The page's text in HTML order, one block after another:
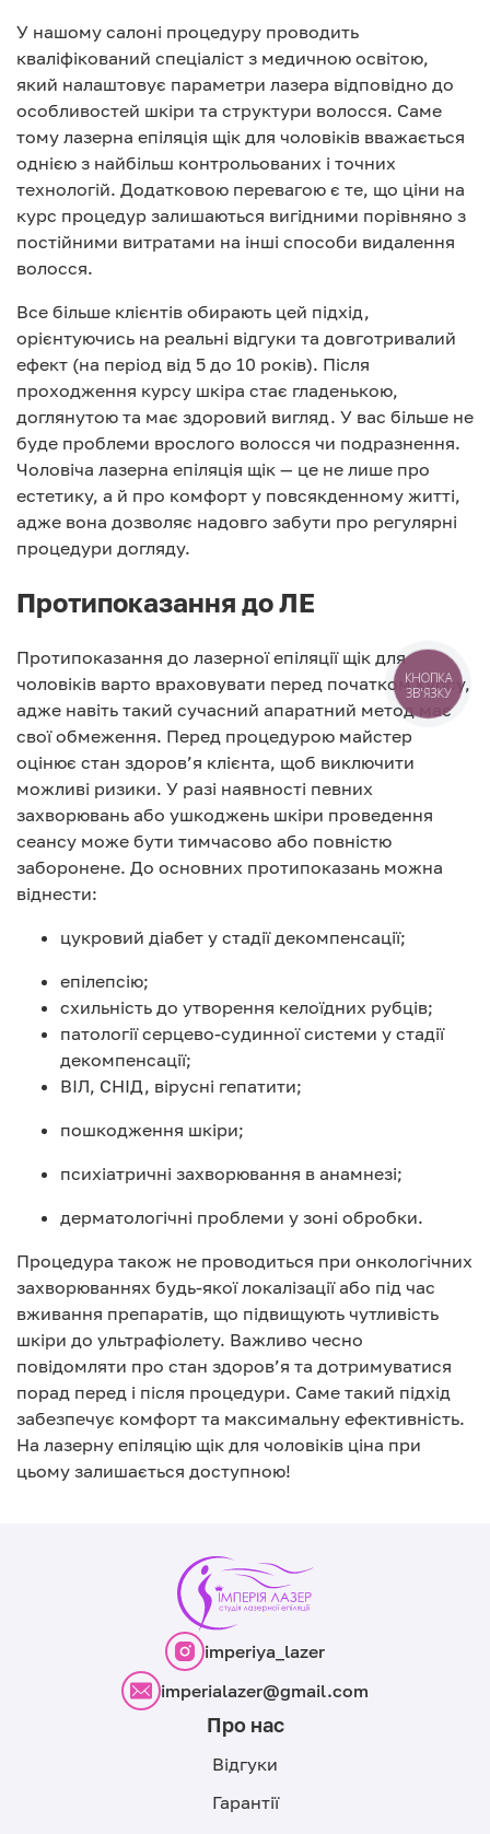
У нашому салоні процедуру проводить
кваліфікований спеціаліст з медичною освітою,
який налаштовує параметри лазера відповідно до
особливостей шкіри та структури волосся. Саме
тому лазерна епіляція щік для чоловіків вважається
однією з найбільш контрольованих і точних
технологій. Додатковою перевагою є те, що ціни на
курс процедур залишаються вигідними порівняно з
постійними витратами на інші способи видалення
волосся.
Все більше клієнтів обирають цей підхід,
орієнтуючись на реальні відгуки та довготривалий
ефект (на період від 5 до 10 років). Після
проходження курсу шкіра стає гладенькою,
доглянутою та має здоровий вигляд. У вас більше не
буде проблеми врослого волосся чи подразнення.
Чоловіча лазерна епіляція щік — це не лише про
естетику, а й про комфорт у повсякденному житті,
адже вона дозволяє надовго забути про регулярні
процедури догляду.
Протипоказання до ЛЕ
Протипоказання до лазерної епіляції щік для
чоловіків варто враховувати перед початком курсу,
адже навіть такий сучасний апаратний метод має
свої обмеження. Перед процедурою майстер
оцінює стан здоров’я клієнта, щоб виключити
можливі ризики. У разі наявності певних
захворювань або ушкоджень шкіри проведення
сеансу може бути тимчасово або повністю
заборонене. До основних протипоказань можна
віднести:
цукровий діабет у стадії декомпенсації;
епілепсію;
схильність до утворення келоїдних рубців;
патології серцево-судинної системи у стадії
декомпенсації;
ВІЛ, СНІД, вірусні гепатити;
пошкодження шкіри;
психіатричні захворювання в анамнезі;
дерматологічні проблеми у зоні обробки.
Процедура також не проводиться при онкологічних
захворюваннях будь-якої локалізації або під час
вживання препаратів, що підвищують чутливість
шкіри до ультрафіолету. Важливо чесно
повідомляти про стан здоров’я та дотримуватися
порад перед і після процедури. Саме такий підхід
забезпечує комфорт та максимальну ефективність.
На лазерну епіляцію щік для чоловіків ціна при
цьому залишається доступною!
imperiya_lazer
imperialazer@gmail.com
Про нас
Відгуки
Гарантії
КНОПКА
ЗВ'ЯЗКУ